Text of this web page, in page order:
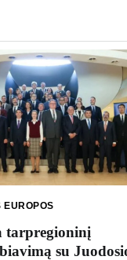
EUROPOS
tarpregioninį
su